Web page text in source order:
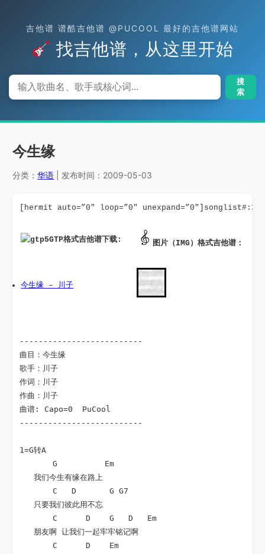
吉他谱 谱酷吉他谱 @PUCOOL 最好的吉他谱网站
找吉他谱，从这里开始
搜
索
今生缘
分类：华语 | 发布时间：2009-05-03
[hermit auto=”0″ loop=”0″
GTP格式吉他谱下载: 图片（IMG）格式吉他谱：
今生缘 – 川子
--------------------------
曲目：今生缘
歌手：川子
作词：川子
作曲：川子
曲谱: Capo=0  PuCool
--------------------------
1=G转A
       G          Em
   我们今生有缘在路上
       C   D       G G7
   只要我们彼此用不忘
       C      D    G   D   Em
   朋友啊 让我们一起牢牢铭记啊
       C      D    Em